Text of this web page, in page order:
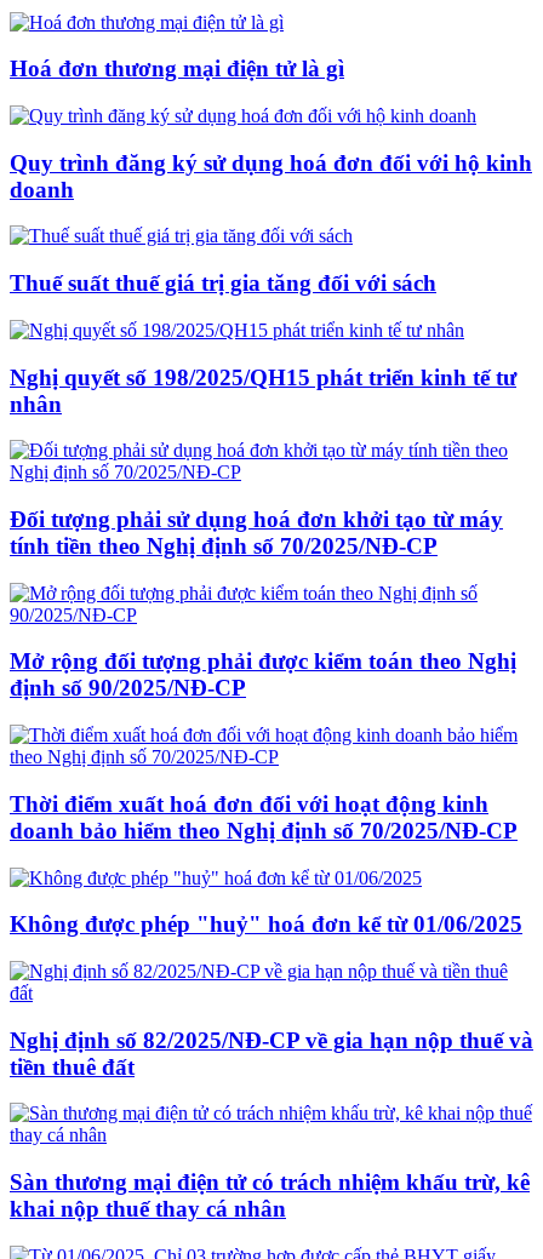
Hoá đơn thương mại điện tử là gì
Quy trình đăng ký sử dụng hoá đơn đối với hộ kinh
doanh
Thuế suất thuế giá trị gia tăng đối với sách
Nghị quyết số 198/2025/QH15 phát triển kinh tế tư
nhân
Đối tượng phải sử dụng hoá đơn khởi tạo từ máy
tính tiền theo Nghị định số 70/2025/NĐ-CP
Mở rộng đối tượng phải được kiểm toán theo Nghị
định số 90/2025/NĐ-CP
Thời điểm xuất hoá đơn đối với hoạt động kinh
doanh bảo hiểm theo Nghị định số 70/2025/NĐ-CP
Không được phép "huỷ" hoá đơn kể từ 01/06/2025
Nghị định số 82/2025/NĐ-CP về gia hạn nộp thuế và
tiền thuê đất
Sàn thương mại điện tử có trách nhiệm khấu trừ, kê
khai nộp thuế thay cá nhân